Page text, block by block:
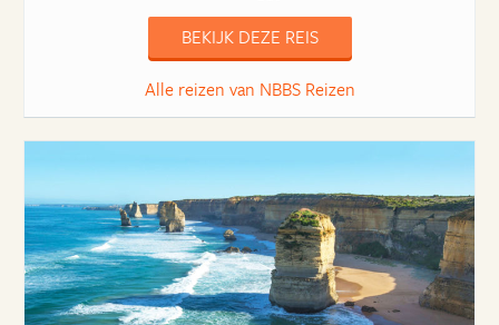
BEKIJK DEZE REIS
Alle reizen van NBBS Reizen